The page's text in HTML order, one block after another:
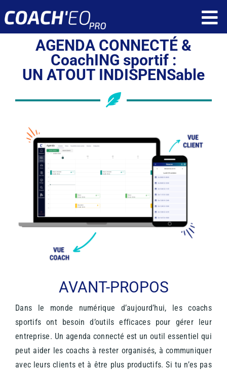
au
Fonctionnalités
Ressources
Tarif
Réservez une démonstration
Application client
Application coach
AGENDA CONNECTÉ &
CoachING sportif :
UN ATOUT INDISPENSable
AVANT-PROPOS
Dans le monde numérique d’aujourd’hui, les coachs
sportifs ont besoin d’outils efficaces pour gérer leur
entreprise. Un agenda connecté est un outil essentiel qui
peut aider les coachs à rester organisés, à communiquer
avec leurs clients et à être plus productifs. Si tu n’es pas